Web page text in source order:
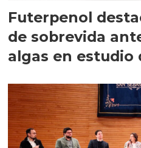
Futerpenol
de sobrevida
algas en estudio